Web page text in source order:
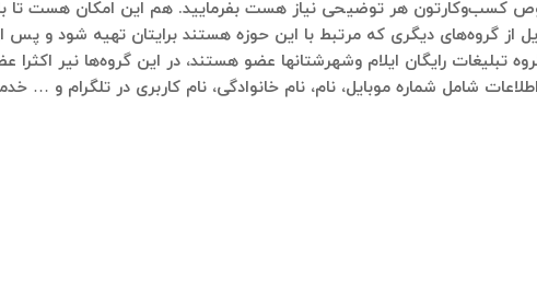
پیام ارسال فرمایید و در خصوص کسب‌وکارتون هر توضیحی نیاز هست بفرمایید. هم این امکان
از گروه‌های دیگری که مرتبط با این حوزه هستند برایتان تهیه شود و پس
تبلیغات رایگان ایلام وشهرشتانها عضو هستند، در این گروه‌ها نیر
شامل شماره موبایل، نام، نام خانوادگی، نام کاربری در تلگرام و …